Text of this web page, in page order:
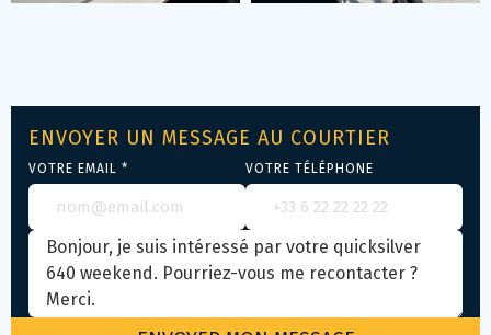
ENVOYER UN MESSAGE AU COURTIER
VOTRE EMAIL * VOTRE TÉLÉPHONE